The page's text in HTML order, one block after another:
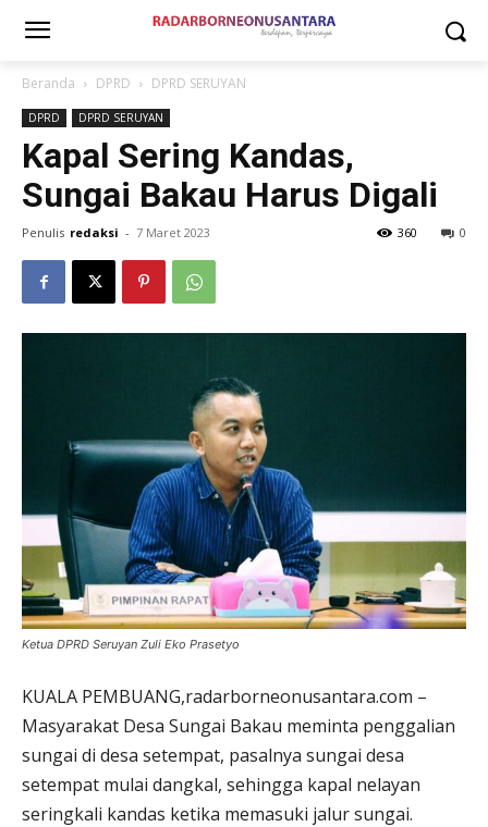
Beranda DPRD DPRD SERUYAN
DPRD DPRD SERUYAN
Kapal Sering Kandas,
Sungai Bakau Harus Digali
Penulis redaksi - 7 Maret 2023 0
360
Ketua DPRD Seruyan Zuli Eko Prasetyo
KUALA PEMBUANG,radarborneonusantara.com –
Masyarakat Desa Sungai Bakau meminta penggalian
sungai di desa setempat, pasalnya sungai desa
setempat mulai dangkal, sehingga kapal nelayan
seringkali kandas ketika memasuki jalur sungai.